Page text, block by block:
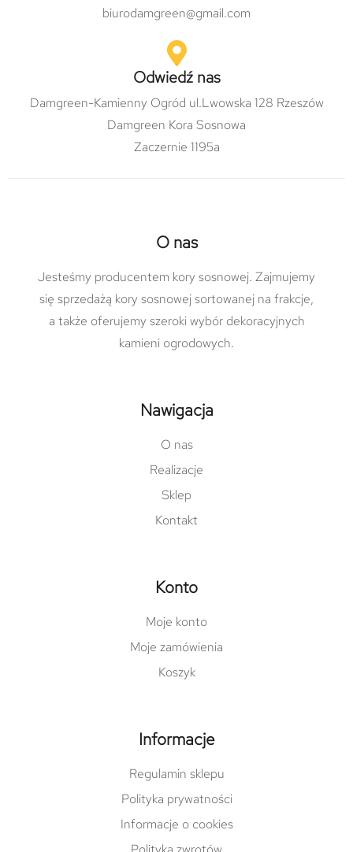
biurodamgreen@gmail.com
Odwiedź nas
Damgreen-Kamienny Ogród ul.Lwowska 128 Rzeszów
Damgreen Kora Sosnowa
Zaczernie 1195a
O nas
Jesteśmy producentem kory sosnowej. Zajmujemy
się sprzedażą kory sosnowej sortowanej na frakcje,
a także oferujemy szeroki wybór dekoracyjnych
kamieni ogrodowych.
Nawigacja
O nas
Realizacje
Sklep
Kontakt
Konto
Moje konto
Moje zamówienia
Koszyk
Informacje
Regulamin sklepu
Polityka prywatności
Informacje o cookies